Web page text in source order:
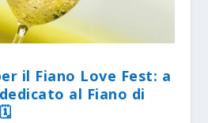
il Fiano Love Fest: a
al Fiano di